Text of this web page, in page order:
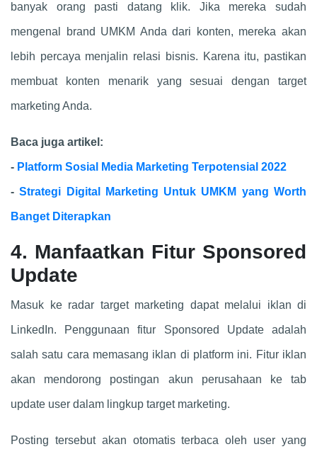
banyak orang pasti datang klik. Jika mereka sudah
mengenal brand UMKM Anda dari konten, mereka akan
lebih percaya menjalin relasi bisnis. Karena itu, pastikan
membuat konten menarik yang sesuai dengan target
marketing Anda.
Baca juga artikel:
- Platform Sosial Media Marketing Terpotensial 2022
-Strategi Digital Marketing Untuk UMKM yang Worth
Banget Diterapkan
4. Manfaatkan Fitur Sponsored
Update
Masuk ke radar target marketing dapat melalui iklan di
LinkedIn. Penggunaan fitur Sponsored Update adalah
salah satu cara memasang iklan di platform ini. Fitur iklan
akan mendorong postingan akun perusahaan ke tab
update user dalam lingkup target marketing.
Posting tersebut akan otomatis terbaca oleh user yang